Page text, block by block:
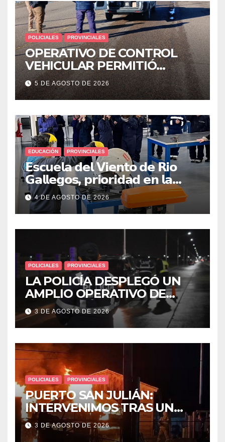
POLICIALES PROVINCIALES
OPERATIVO DE CONTROL
VEHICULAR PERMITIÓ
LOCALIZAR A UN HOMBRE
CON PEDIDO DE PARADERO
5 DE AGOSTO DE 2026
EDUCACIÓN PROVINCIALES
𝗘𝘀𝗰𝘂𝗲𝗹𝗮 𝗱𝗲𝗹 𝗩𝗶𝗲𝗻𝘁𝗼 𝗱𝗲 𝗥𝗶𝗼
𝗚𝗮𝗹𝗹𝗲𝗴𝗼𝘀, 𝗽𝗿𝗶𝗼𝗿𝗶𝗱𝗮𝗱 𝗲𝗻 𝗹𝗮
𝘀𝗲𝗴𝘂𝗿𝗶𝗱𝗮𝗱: 𝗖𝗹𝗮𝘃𝗲 𝗲𝗻 𝗲𝗹 𝗶𝗻𝗶𝗰𝗶𝗼
𝗱𝗲 𝗹𝗼𝘀 𝘁𝗮𝗹𝗹𝗲𝗿𝗲𝘀 𝗶𝗻𝗱𝘂𝘀𝘁𝗿𝗶𝗮𝗹𝗲𝘀
4 DE AGOSTO DE 2026
POLICIALES PROVINCIALES
LA POLICÍA DESPLEGÓ UN
AMPLIO OPERATIVO DE
PREVENCIÓN Y CONTROLES
EN TODA LA CIUDAD
3 DE AGOSTO DE 2026
POLICIALES PROVINCIALES
PUERTO SAN JULIÁN:
INTERVENIMOS TRAS UN
INCENDIO DE VIVIENDA QUE
DEJÓ DOS VÍCTIMAS
3 DE AGOSTO DE 2026